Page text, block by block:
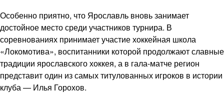
Особенно приятно, что Ярославль вновь занимает
достойное место среди участников турнира. В
соревнованиях принимает участие хоккейная школа
«Локомотива», воспитанники которой продолжают славные
традиции ярославского хоккея, а в гала-матче регион
представит один из самых титулованных игроков в истории
клуба — Илья Горохов.